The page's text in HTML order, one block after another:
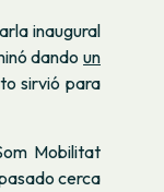
inaugural
dandoun
sirvió para
Mobilitat
cerca